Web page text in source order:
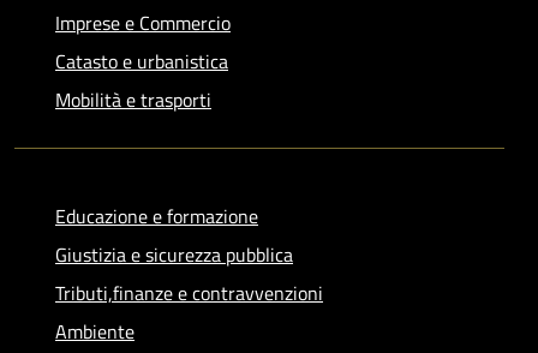
Imprese e Commercio
Catasto e urbanistica
Mobilità e trasporti
Educazione e formazione
Giustizia e sicurezza pubblica
Tributi,finanze e contravvenzioni
Ambiente